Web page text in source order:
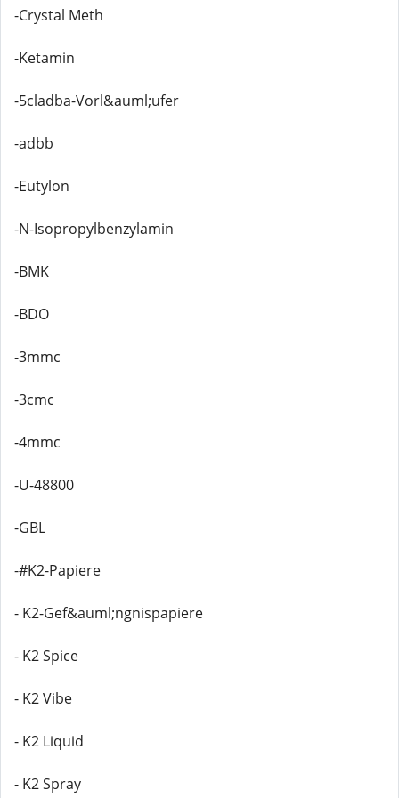
-Crystal Meth
-Ketamin
-5cladba-Vorl&auml;ufer
-adbb
-Eutylon
-N-Isopropylbenzylamin
-BMK
-BDO
-3mmc
-3cmc
-4mmc
-U-48800
-GBL
-#K2-Papiere
- K2-Gef&auml;ngnispapiere
- K2 Spice
- K2 Vibe
- K2 Liquid
- K2 Spray